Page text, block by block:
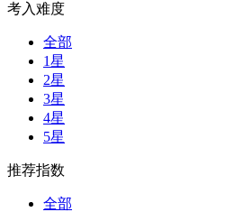
考入难度
全部
1星
2星
3星
4星
5星
推荐指数
全部